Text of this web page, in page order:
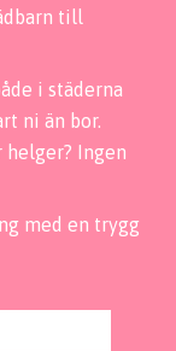
till
i städerna
ni än bor.
Ingen
med en trygg